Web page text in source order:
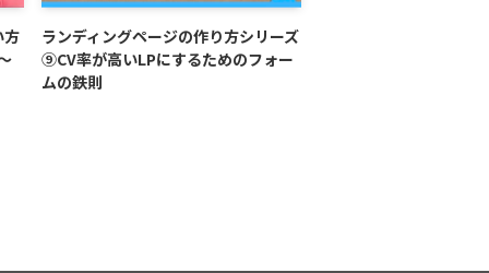
方
ランディングページの作り方シリーズ
⑨CV率が高いLPにするためのフォー
ムの鉄則